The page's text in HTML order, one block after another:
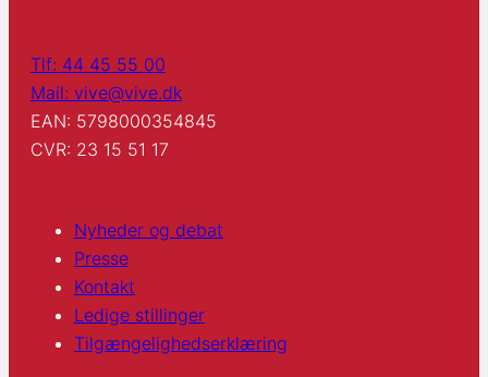
Tlf: 44 45 55 00
Mail: vive@vive.dk
EAN: 5798000354845
CVR: 23 15 51 17
Nyheder og debat
Presse
Kontakt
Ledige stillinger
Tilgængelighedserklæring